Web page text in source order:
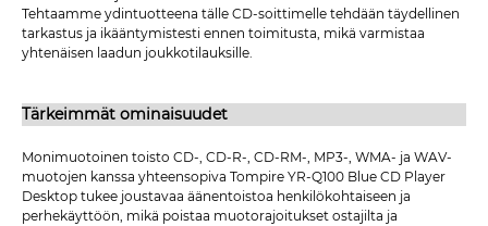
Tehtaamme ydintuotteena tälle CD-soittimelle tehdään täydellinen
tarkastus ja ikääntymistesti ennen toimitusta, mikä varmistaa
yhtenäisen laadun joukkotilauksille.
Tärkeimmät ominaisuudet
Monimuotoinen toisto CD-, CD-R-, CD-RM-, MP3-, WMA- ja WAV-
muotojen kanssa yhteensopiva Tompire YR-Q100 Blue CD Player
Desktop tukee joustavaa äänentoistoa henkilökohtaiseen ja
perhekäyttöön, mikä poistaa muotorajoitukset ostajilta ja